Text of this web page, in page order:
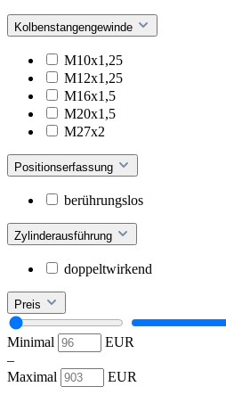
Kolbenstangengewinde
M10x1,25
M12x1,25
M16x1,5
M20x1,5
M27x2
Positionserfassung
berührungslos
Zylinderausführung
doppeltwirkend
Preis
Minimal
EUR
–
Maximal
EUR